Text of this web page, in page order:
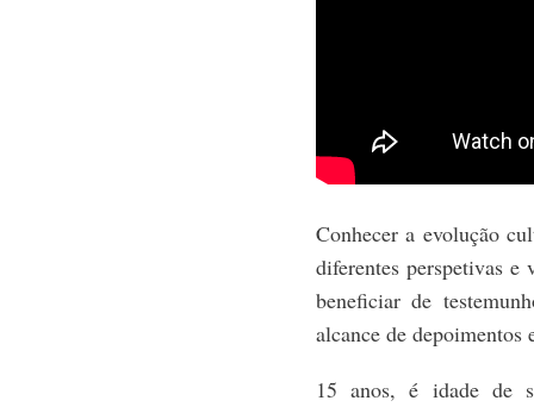
Conhecer a evolução
diferentes perspetivas e
beneficiar de
alcance de
15 anos, é idade de